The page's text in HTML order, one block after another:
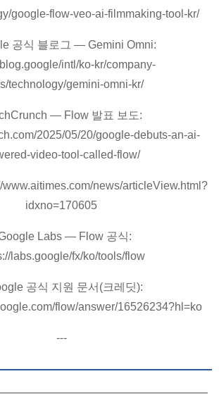
google-flow-veo-ai-filmmaking-tool-kr/
공식 블로그 — Gemini Omni:
intl/ko-kr/company-
technology/gemini-omni-kr/
— Flow 발표 보도:
2025/05/20/google-debuts-an-ai-
video-tool-called-flow/
www.aitimes.com/news/articleView.html?
idxno=170605
Labs — Flow 공식:
labs.google/fx/ko/tools/flow
공식 지원 문서(크레딧):
flow/answer/16526234?hl=ko
---